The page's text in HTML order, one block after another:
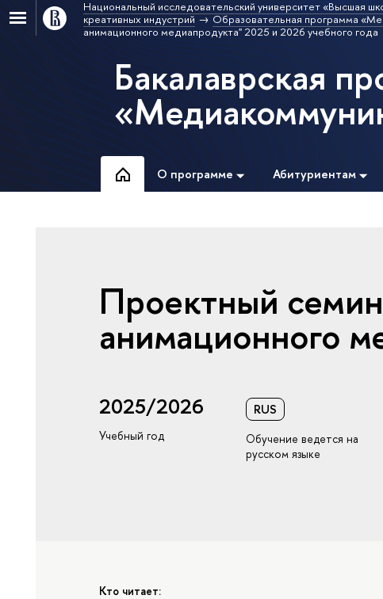
Национальный исследовательский университет «Высшая
креативных индустрий
Образовательная программа
анимационного медиапродукта" 2025 и 2026 учебного года
Бакалаврская
О программе Абитуриентам
Проектный
анимационного
2025/2026
Учебный год
RUS
Обучение ведется на
русском языке
Кто читает: